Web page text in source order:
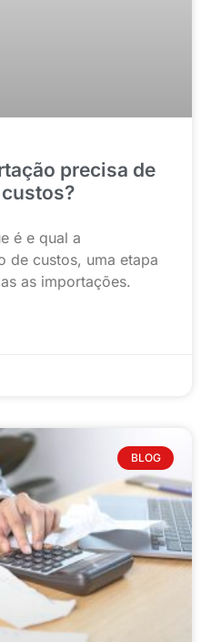
precisa de
é e qual a
de custos, uma etapa
as importações.
BLOG